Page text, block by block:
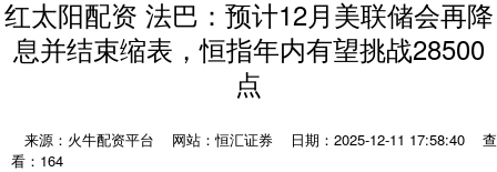
红太阳配资 法巴：预计12月美联储会再降
息并结束缩表，恒指年内有望挑战28500
点
来源：火牛配资平台 网站：恒汇证券 日期：2025-12-11 17:58:40
查
看：164